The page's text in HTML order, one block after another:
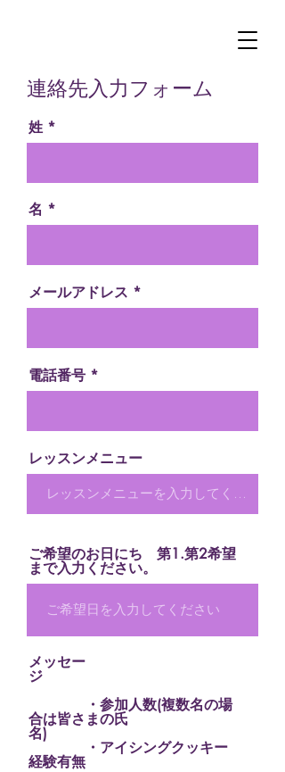
連絡先入力フォーム
姓
名
メールアドレス
電話番号
レッスンメニュー
ご希望のお日にち 第1.第2希望
まで入力ください。
メッセー
ジ
・参加人数(複数名の場
合は皆さまの氏
名)
・アイシングクッキー
経験有無